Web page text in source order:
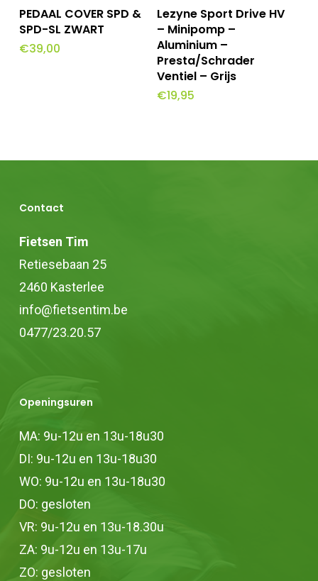
Toevoegen Aan
Winkelwagen
PEDAAL COVER SPD &
SPD-SL ZWART
€39,00
Toevoegen Aan
Winkelwagen
Lezyne Sport Drive HV
– Minipomp –
Aluminium –
Presta/Schrader
Ventiel – Grijs
€19,95
Contact
Fietsen Tim
Retiesebaan 25
2460 Kasterlee
info@fietsentim.be
0477/23.20.57
Openingsuren
MA: 9u-12u en 13u-18u30
DI: 9u-12u en 13u-18u30
WO: 9u-12u en 13u-18u30
DO: gesloten
VR: 9u-12u en 13u-18.30u
ZA: 9u-12u en 13u-17u
ZO: gesloten